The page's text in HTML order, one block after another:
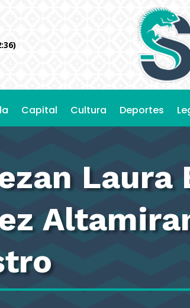
Capital Cultura Deportes